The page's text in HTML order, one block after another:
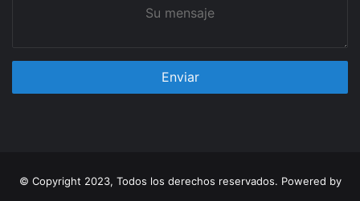
© Copyright 2023, Todos los derechos reservados. Powered by